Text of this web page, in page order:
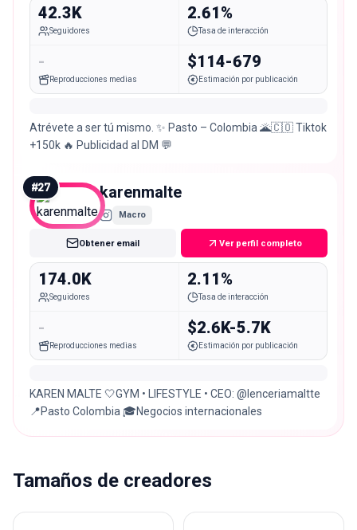
42.3K
Seguidores
2.61%
Tasa de interacción
-
Reproducciones medias
$114-679
Estimación por publicación
Atrévete a ser tú mismo. ✨ Pasto – Colombia 🌋🇨🇴 Tiktok
+150k 🔥 Publicidad al DM 💬
#27 karenmalte
Macro
Obtener email Ver perfil completo
174.0K
Seguidores
2.11%
Tasa de interacción
-
Reproducciones medias
$2.6K-5.7K
Estimación por publicación
KAREN MALTE 🤍GYM • LIFESTYLE • CEO: @lenceriamaltte
📍Pasto Colombia 🎓Negocios internacionales
Tamaños de creadores